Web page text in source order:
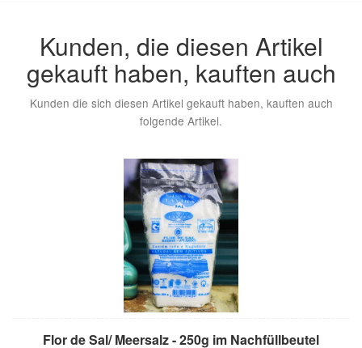
Kunden, die diesen Artikel
gekauft haben, kauften auch
Kunden die sich diesen Artikel gekauft haben, kauften auch
folgende Artikel.
Flor de Sal/ Meersalz - 250g im Nachfüllbeutel